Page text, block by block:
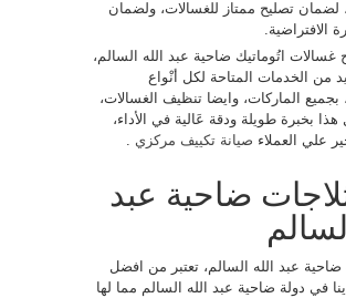
لضمان تصليح ممتاز للغسالات، ولضمان
الافتراضية.
غسالات اتُوماتيك ضاحية عبد الله السالم،
من الخدمات المتاحة لكل أنْواع
بجميع الماركات، وايضا تنظيف الغسالات،
بخبرة طويلة ودقة عَالية في الأداء،
علي العملاء صيانة تكييف مركزي .
ضاحية عبد
عبد الله السالم، تعتبر من افضل
في دولة ضاحية عبد الله السالم مما لها